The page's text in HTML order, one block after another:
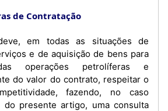
de Contratação
e de aquisição de bens para
operações petrolíferas e
do valor do contrato, respeitar o
fazendo, no caso
presente artigo, uma consulta